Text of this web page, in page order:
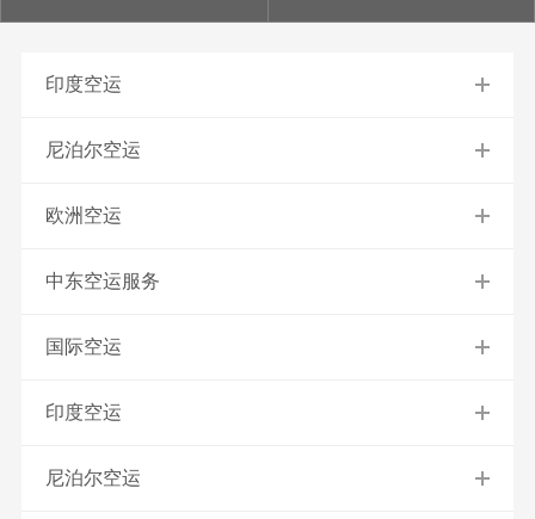
印度空运
尼泊尔空运
欧洲空运
中东空运服务
国际空运
印度空运
尼泊尔空运